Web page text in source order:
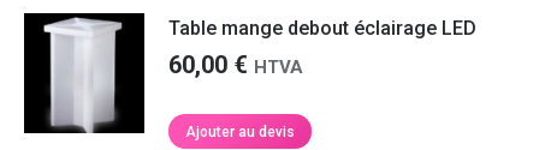
Table mange debout éclairage LED
60,00 € HTVA
Ajouter au devis